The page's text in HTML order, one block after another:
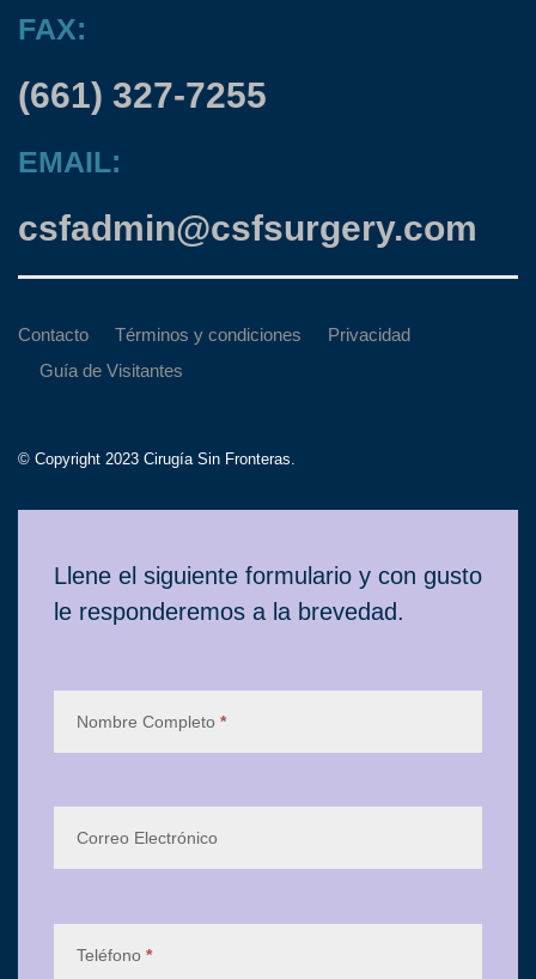
FAX:
(661) 327-7255
EMAIL:
csfadmin@csfsurgery.com
Contacto Términos y condiciones
Privacidad
Guía de Visitantes
© Copyright 2023 Cirugía Sin Fronteras.
Llene el siguiente formulario y con gusto
le responderemos a la brevedad.
Nombre Completo *
Correo Electrónico
Teléfono *